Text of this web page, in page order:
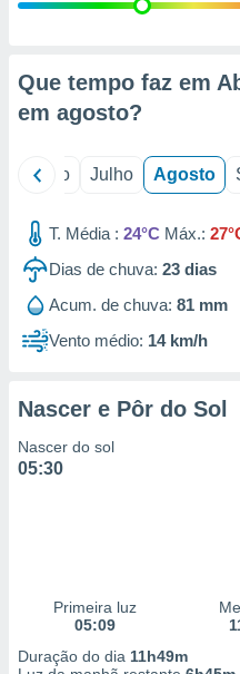
através
estudos
1199
Que tempo faz em
em agosto?
Junho Julho Agosto
T. Média : 24°C Máx.:
Dias de chuva: 23 dias
Acum. de chuva: 81 mm
Vento médio: 14 km/h
Nascer e Pôr do Sol
Nascer do sol
05:30
Primeira luz
05:09
Duração do dia 11h49m